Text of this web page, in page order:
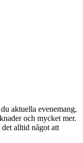
aktuella evenemang,
och mycket mer.
alltid något att